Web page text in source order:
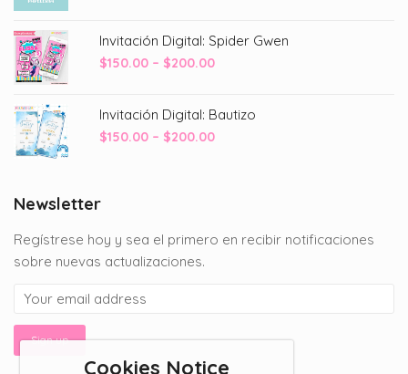
Invitación Digital: Spider Gwen
$150.00 – $200.00Price
through
$200.00
Invitación Digital: Bautizo
$150.00 – $200.00Price
Newsletter
Regístrese hoy y sea el primero en recibir notificaciones
sobre nuevas actualizaciones.
Cookies Notice